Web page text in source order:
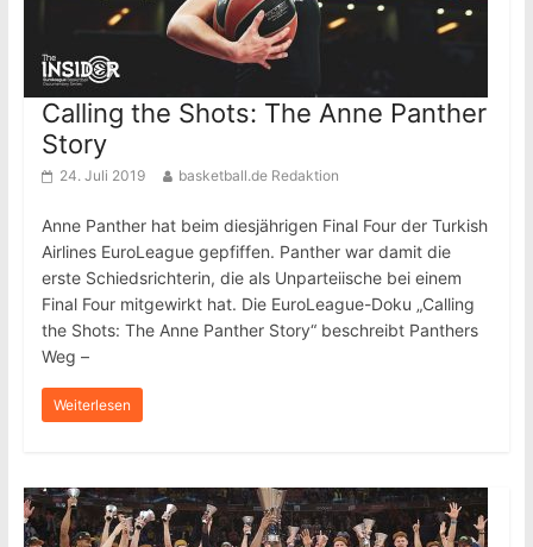
Calling the Shots: The Anne Panther
Story
24. Juli 2019 basketball.de Redaktion
Anne Panther hat beim diesjährigen Final Four der Turkish
Airlines EuroLeague gepfiffen. Panther war damit die
erste Schiedsrichterin, die als Unparteiische bei einem
Final Four mitgewirkt hat. Die EuroLeague-Doku „Calling
the Shots: The Anne Panther Story“ beschreibt Panthers
Weg –
Weiterlesen